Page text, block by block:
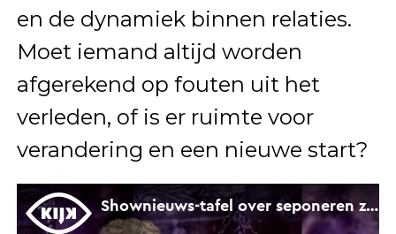
en de dynamiek binnen relaties.
Moet iemand altijd worden
afgerekend op fouten uit het
verleden, of is er ruimte voor
verandering en een nieuwe start?